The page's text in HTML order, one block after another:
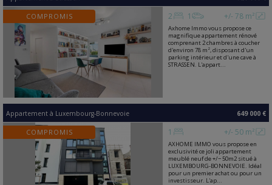
COMPROMIS +/- 78 m²
2 1
Axhome Immo vous propose ce
magnifique appartement rénové
comprenant 2 chambres à coucher
d'environ 78 m², disposant d'un
parking intérieur et d'une cave à
STRASSEN. L'appart...
Appartement à Luxembourg-Bonnevoie 649 000 €
COMPROMIS +/- 50 m²
1
AXHOME IMMO vous propose en
exclusivité ce joli appartement
meublé neuf de +/− 50m2 situé à
LUXEMBOURG-BONNEVOIE. Idéal
pour un premier achat ou pour un
investisseur. L'ap...